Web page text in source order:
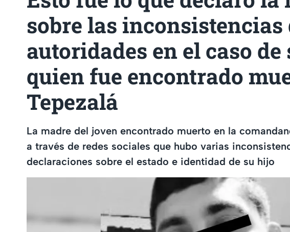
sobre las inconsistencias
autoridades en el caso
quien fue encontrado
Tepezalá
La madre del joven encontrado muerto en la
a través de redes sociales que hubo varias
declaraciones sobre el estado e identidad de su hijo